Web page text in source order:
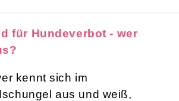
für Hundeverbot - wer
kennt sich im
aus und weiß,